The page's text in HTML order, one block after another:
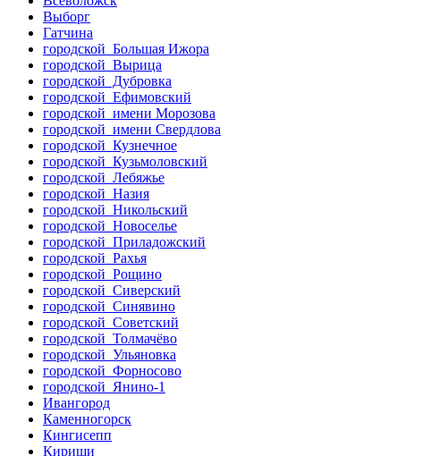
Выборг
Гатчина
городской Большая Ижора
городской Вырица
городской Дубровка
городской Ефимовский
городской имени Морозова
городской имени Свердлова
городской Кузнечное
городской Кузьмоловский
городской Лебяжье
городской Назия
городской Никольский
городской Новоселье
городской Приладожский
городской Рахья
городской Рощино
городской Сиверский
городской Синявино
городской Советский
городской Толмачёво
городской Ульяновка
городской Форносово
городской Янино-1
Ивангород
Каменногорск
Кингисепп
Кириши